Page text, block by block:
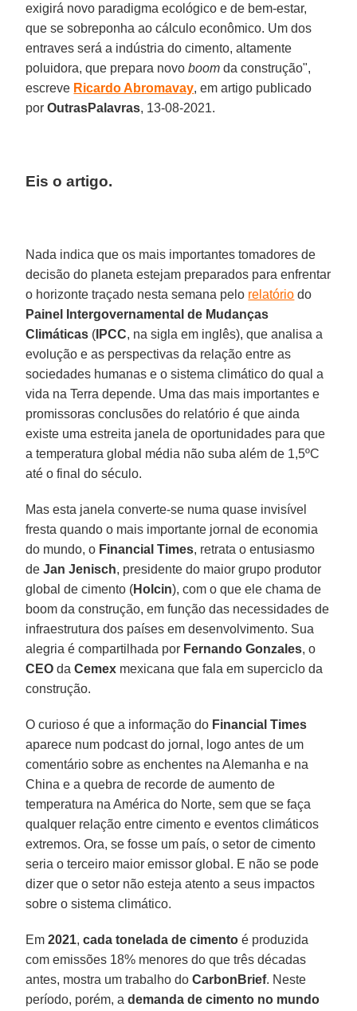
exigirá novo paradigma ecológico e de bem-estar,
que se sobreponha ao cálculo econômico. Um dos
entraves será a indústria do cimento, altamente
poluidora, que prepara novoboom da construção",
escreve Ricardo Abromavay, em artigo publicado
porOutrasPalavras, 13-08-2021.
Eis o artigo.
Nada indica que os mais importantes tomadores de
decisão do planeta estejam preparados para enfrentar
o horizonte traçado nesta semana pelo relatório do
Painel Intergovernamental de Mudanças
Climáticas ( IPCC, na sigla em inglês), que analisa a
evolução e as perspectivas da relação entre as
sociedades humanas e o sistema climático do qual a
vida na Terra depende. Uma das mais importantes e
promissoras conclusões do relatório é que ainda
existe uma estreita janela de oportunidades para que
a temperatura global média não suba além de 1,5ºC
até o final do século.
Mas esta janela converte-se numa quase invisível
fresta quando o mais importante jornal de economia
do mundo, o Financial Times, retrata o entusiasmo
deJan Jenisch, presidente do maior grupo produtor
global de cimento (Holcin), com o que ele chama de
boom da construção, em função das necessidades de
infraestrutura dos países em desenvolvimento. Sua
alegria é compartilhada por Fernando Gonzales, o
CEO daCemex mexicana que fala em superciclo da
construção.
O curioso é que a informação do Financial Times
aparece num podcast do jornal, logo antes de um
comentário sobre as enchentes na Alemanha e na
China e a quebra de recorde de aumento de
temperatura na América do Norte, sem que se faça
qualquer relação entre cimento e eventos climáticos
extremos. Ora, se fosse um país, o setor de cimento
seria o terceiro maior emissor global. E não se pode
dizer que o setor não esteja atento a seus impactos
sobre o sistema climático.
Em2021,cada tonelada de cimento é produzida
com emissões 18% menores do que três décadas
antes, mostra um trabalho doCarbonBrief. Neste
período, porém, ademanda de cimento no mundo